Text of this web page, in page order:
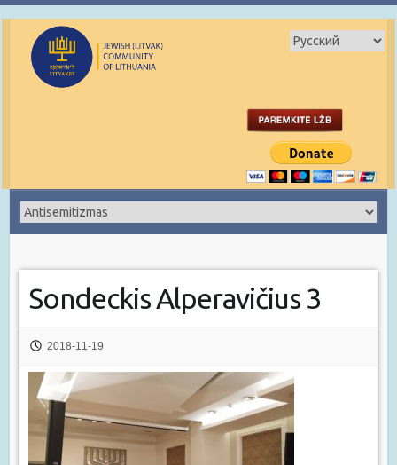
Sondeckis Alperavičius 3
2018-11-19